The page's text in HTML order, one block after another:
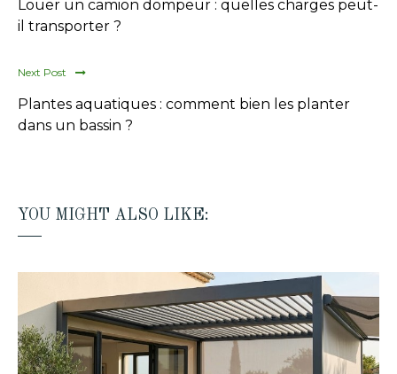
Louer un camion dompeur : quelles charges peut-
il transporter ?
Next Post
Plantes aquatiques : comment bien les planter
dans un bassin ?
YOU MIGHT ALSO LIKE: